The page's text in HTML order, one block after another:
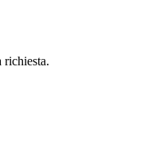
richiesta.